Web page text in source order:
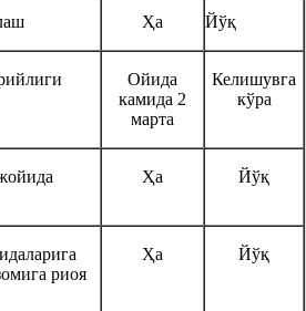
Ҳа Йўқ
Ойида
камида 2
марта
Келишувга
кўра
Ҳа Йўқ
риоя
Ҳа Йўқ